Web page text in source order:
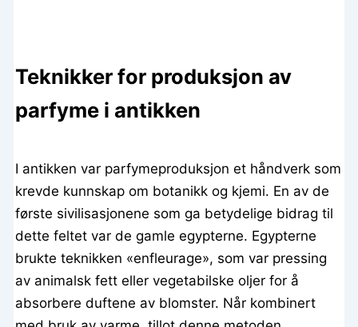
Teknikker for produksjon av
parfyme i antikken
I antikken var parfymeproduksjon et håndverk som
krevde kunnskap om botanikk og kjemi. En av de
første sivilisasjonene som ga betydelige bidrag til
dette feltet var de gamle egypterne. Egypterne
brukte teknikken «enfleurage», som var pressing
av animalsk fett eller vegetabilske oljer for å
absorbere duftene av blomster. Når kombinert